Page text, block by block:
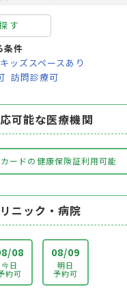
す
条件
キッズスペースあり
訪問診療可
可能な医療機関
ードの健康保険証利用可能
ニック・病院
08
今日
約可
08/09
明日
予約可